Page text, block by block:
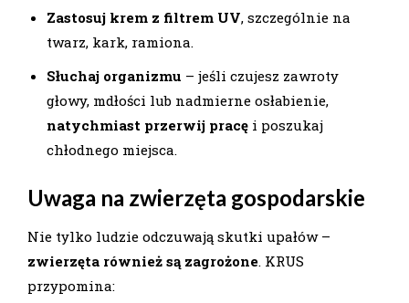
Zastosuj krem z filtrem UV, szczególnie na
twarz, kark, ramiona.
Słuchaj organizmu – jeśli czujesz zawroty
głowy, mdłości lub nadmierne osłabienie,
natychmiast przerwij pracę i poszukaj
chłodnego miejsca.
Uwaga na zwierzęta gospodarskie
Nie tylko ludzie odczuwają skutki upałów –
zwierzęta również są zagrożone. KRUS
przypomina: